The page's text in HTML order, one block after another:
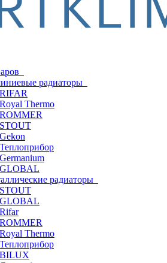
радиаторы
RIFAR
Royal Thermo
ROMMER
STOUT
Gekon
Теплоприбор
Germanium
GLOBAL
радиаторы
STOUT
GLOBAL
Rifar
ROMMER
Royal Thermo
Теплоприбор
BILUX